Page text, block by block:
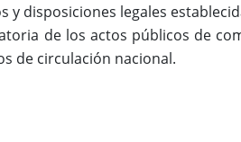
disposiciones legales
de los actos públicos de
de circulación nacional.